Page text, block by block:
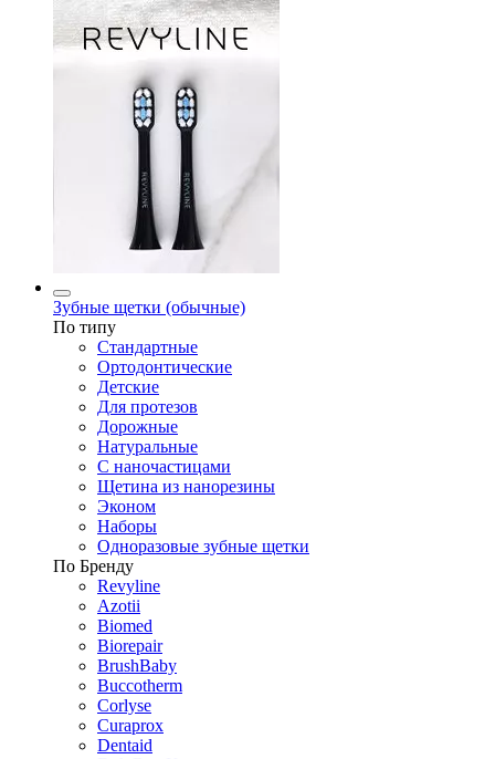
Зубные щетки (обычные)
По типу
Стандартные
Ортодонтические
Детские
Для протезов
Дорожные
Натуральные
С наночастицами
Щетина из нанорезины
Эконом
Наборы
Одноразовые зубные щетки
По Бренду
Revyline
Azotii
Biomed
Biorepair
BrushBaby
Buccotherm
Corlyse
Curaprox
Dentaid